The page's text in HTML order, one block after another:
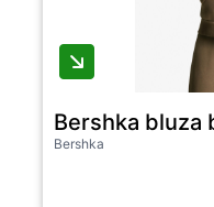
Bershka bluza
Bershka